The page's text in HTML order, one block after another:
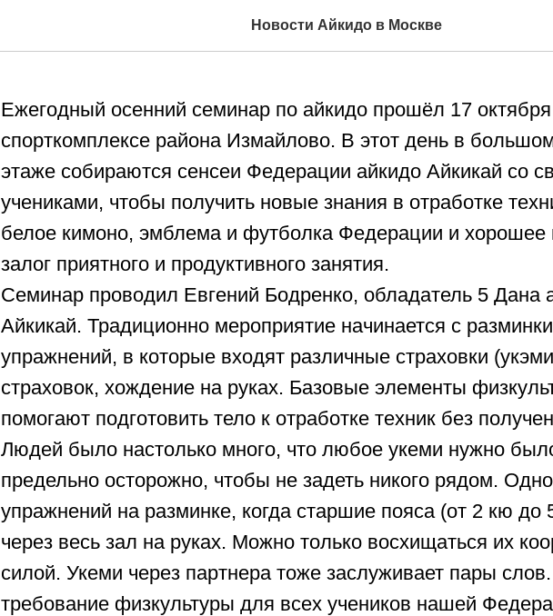
Новости Айкидо в Москве
Осенний семинар 17 октября 2021
Ежегодный осенний семинар по айкидо прошёл 17
спорткомплексе района Измайлово. В этот день в
этаже собираются сенсеи Федерации айкидо Айкикай со
учениками, чтобы получить новые знания в отработке
белое кимоно, эмблема и футболка Федерации и хорошее
залог приятного и продуктивного занятия.
Семинар проводил Евгений Бодренко, обладатель 5 Дана
Айкикай. Традиционно мероприятие начинается с
упражнений, в которые входят различные страховки
страховок, хождение на руках. Базовые элементы
помогают подготовить тело к отработке техник без
Людей было настолько много, что любое укеми нужно
предельно осторожно, чтобы не задеть никого рядом.
упражнений на разминке, когда старшие пояса (от 2 кю до
через весь зал на руках. Можно только восхищаться их
силой. Укеми через партнера тоже заслуживает пары
требование физкультуры для всех учеников нашей